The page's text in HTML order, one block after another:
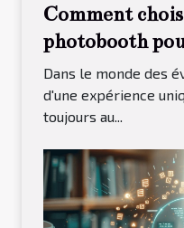
Comment
photobooth
Dans le monde des
d'une expérience
toujours au...